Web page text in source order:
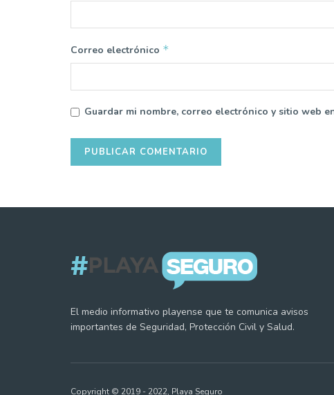
Correo electrónico *
Guardar mi nombre, correo electrónico y sitio web
El medio informativo playense que te comunica avisos
importantes de Seguridad, Protección Civil y Salud.
Copyright © 2019 - 2022, Playa Seguro